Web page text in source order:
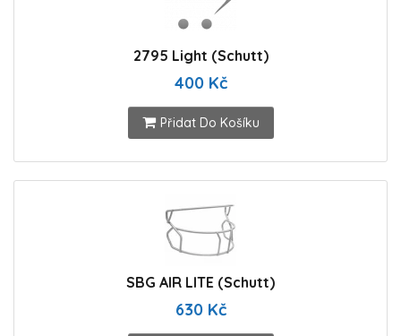
2795 Light (Schutt)
400 Kč
Přidat Do Košíku
SBG AIR LITE (Schutt)
630 Kč